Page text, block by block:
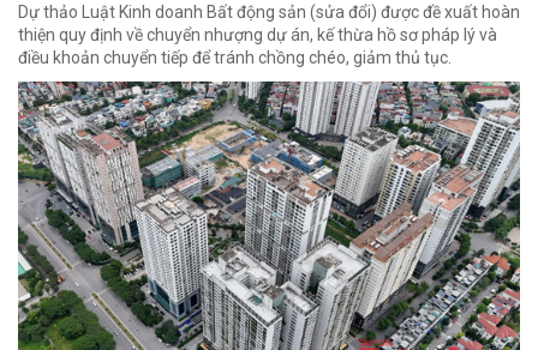
Dự thảo Luật Kinh doanh Bất động sản (sửa đổi) được đề xuất hoàn
thiện quy định về chuyển nhượng dự án, kế thừa hồ sơ pháp lý và
điều khoản chuyển tiếp để tránh chồng chéo, giảm thủ tục.